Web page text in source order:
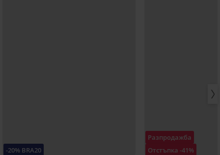
-20% BRA20
Разпродажба
Отстъпка -41%